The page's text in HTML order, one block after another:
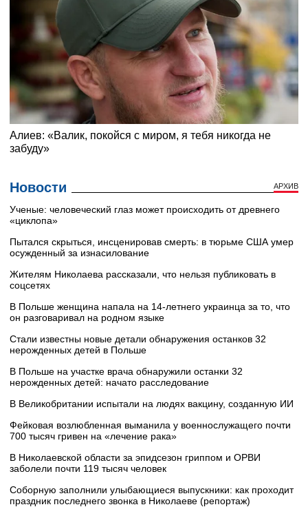
Новости АРХИВ
Ученые: человеческий глаз может происходить от древнего
«циклопа»
Пытался скрыться, инсценировав смерть: в тюрьме США умер
осужденный за изнасилование
Жителям Николаева рассказали, что нельзя публиковать в
соцсетях
В Польше женщина напала на 14-летнего украинца за то, что
он разговаривал на родном языке
Стали известны новые детали обнаружения останков 32
нерожденных детей в Польше
В Польше на участке врача обнаружили останки 32
нерожденных детей: начато расследование
В Великобритании испытали на людях вакцину, созданную ИИ
Фейковая возлюбленная выманила у военнослужащего почти
700 тысяч гривен на «лечение рака»
В Николаевской области за эпидсезон гриппом и ОРВИ
заболели почти 119 тысяч человек
Соборную заполнили улыбающиеся выпускники: как проходит
праздник последнего звонка в Николаеве (репортаж)